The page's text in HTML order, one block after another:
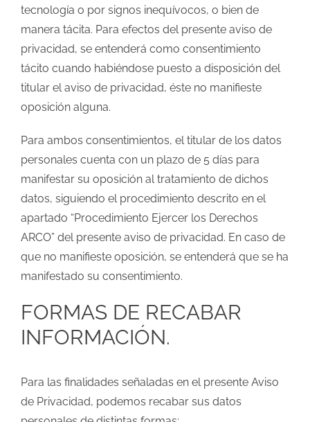
tecnología o por signos inequívocos, o bien de
manera tácita. Para efectos del presente aviso de
privacidad, se entenderá como consentimiento
tácito cuando habiéndose puesto a disposición del
titular el aviso de privacidad, éste no manifieste
oposición alguna.
Para ambos consentimientos, el titular de los datos
personales cuenta con un plazo de 5 días para
manifestar su oposición al tratamiento de dichos
datos, siguiendo el procedimiento descrito en el
apartado “Procedimiento Ejercer los Derechos
ARCO” del presente aviso de privacidad. En caso de
que no manifieste oposición, se entenderá que se ha
manifestado su consentimiento.
FORMAS DE RECABAR
INFORMACIÓN.
Para las finalidades señaladas en el presente Aviso
de Privacidad, podemos recabar sus datos